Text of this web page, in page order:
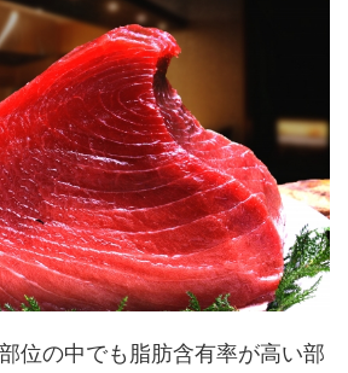
位の中でも脂肪含有率が高い部